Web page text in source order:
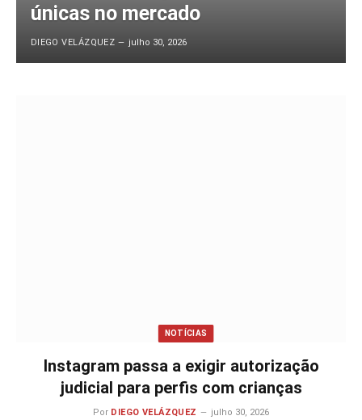
únicas no mercado
DIEGO VELÁZQUEZ julho 30, 2026
NOTÍCIAS
Instagram passa a exigir autorização
judicial para perfis com crianças
Por DIEGO VELÁZQUEZ julho 30, 2026